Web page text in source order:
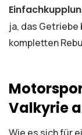
ja, das
kompletten
Valkyrie